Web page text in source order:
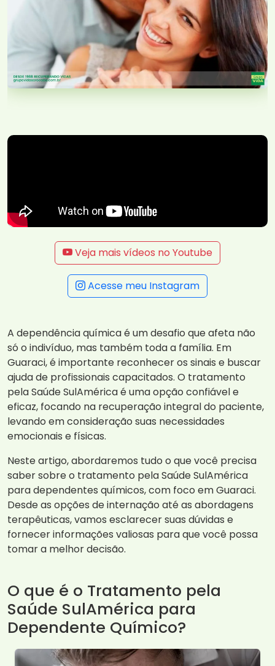
Veja mais vídeos no Youtube
Acesse meu Instagram
A dependência química é um desafio que afeta não
só o indivíduo, mas também toda a família. Em
Guaraci, é importante reconhecer os sinais e buscar
ajuda de profissionais capacitados. O tratamento
pela Saúde SulAmérica é uma opção confiável e
eficaz, focando na recuperação integral do paciente,
levando em consideração suas necessidades
emocionais e físicas.
Neste artigo, abordaremos tudo o que você precisa
saber sobre o tratamento pela Saúde SulAmérica
para dependentes químicos, com foco em Guaraci.
Desde as opções de internação até as abordagens
terapêuticas, vamos esclarecer suas dúvidas e
fornecer informações valiosas para que você possa
tomar a melhor decisão.
O que é o Tratamento pela
Saúde SulAmérica para
Dependente Químico?